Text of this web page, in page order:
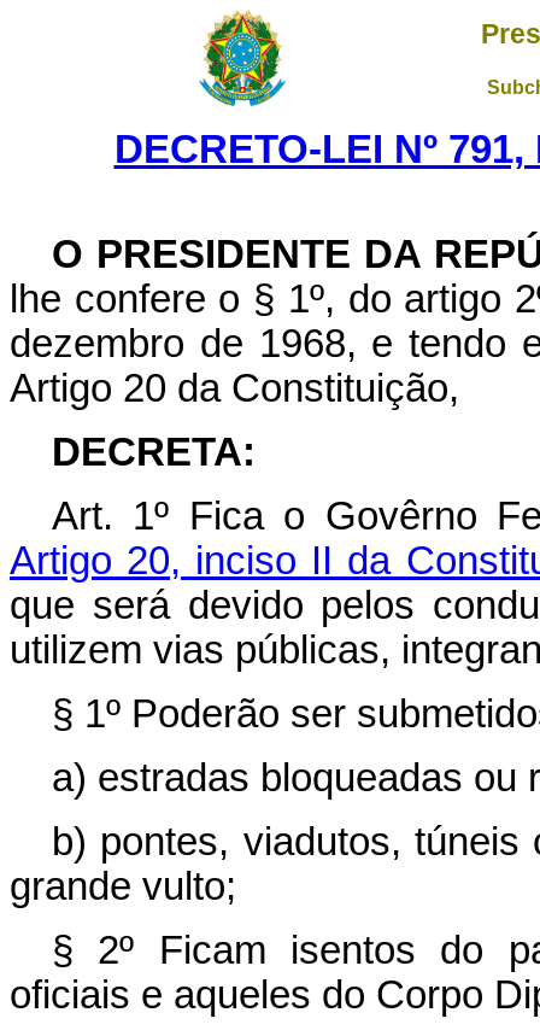
DECRETO-LEI Nº
O PRESIDENTE DA
lhe confere o § 1º, do artigo
dezembro de 1968, e tendo
Artigo 20 da Constituição,
DECRETA:
Art. 1º Fica o Govêrno
Artigo 20, inciso II da
que será devido pelos
utilizem vias públicas,
§ 1º Poderão ser
a) estradas bloqueadas ou
b) pontes, viadutos,
grande vulto;
§ 2º Ficam isentos do
oficiais e aqueles do Corpo